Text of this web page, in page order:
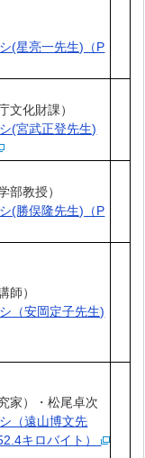
(星亮一先生)（P
文化財課）
(宮武正登先生)
部教授）
(勝俣隆先生)（P
師）
（安岡定子先生)
家）・松尾卓次
（遠山博文先
キロバイト）